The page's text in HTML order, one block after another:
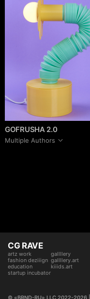
GOFRUSHA 2.0
Multiple Authors
CG RAVE
artz work
fashion deziiign
education
startup incubator
gallllery
gallllery.art
kiiids.art